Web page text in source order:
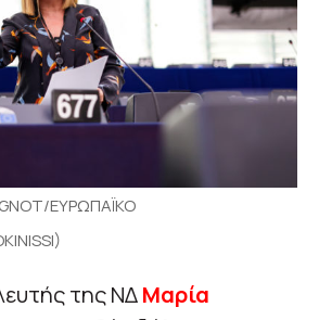
ΕΥΡΩΠΑΪΚΟ
της ΝΔΜαρία